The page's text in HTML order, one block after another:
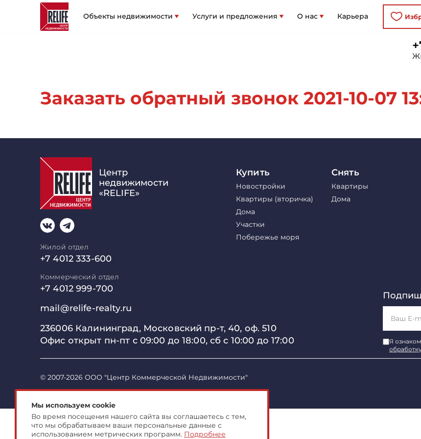
Объекты недвижимости Услуги и предложения О нас Карьера
Заказать обратный звонок 2021-10-07
Центр
недвижимости
«RELIFE»
Жилой отдел
+7 4012 333-600
Коммерческий отдел
+7 4012 999-700
mail@relife-realty.ru
236006 Калининград, Московский пр-т, 40, оф. 510
Офис открыт пн-пт с 09:00 до18:00, сб с 10:00 до 17:00
Купить
Новостройки
Квартиры (вторичка)
Дома
Участки
Побережье моря
Снять
Квартиры
Дома
© 2007-2026 ООО "Центр Коммерческой Недвижимости"
Я
Мы используем cookie
Во время посещения нашего сайта вы соглашаетесь с тем,
что мы обрабатываем ваши персональные данные с
использованием метрических программ. Подробнее